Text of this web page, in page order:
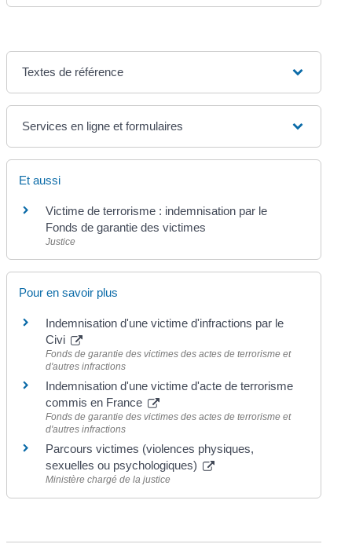
Textes de référence
Services en ligne et formulaires
Et aussi
Victime de terrorisme : indemnisation par le
Fonds de garantie des victimes
Justice
Pour en savoir plus
Indemnisation d'une victime d'infractions par le
Civi
Fonds de garantie des victimes des actes de terrorisme et
d'autres infractions
Indemnisation d'une victime d'acte de terrorisme
commis en France
Fonds de garantie des victimes des actes de terrorisme et
d'autres infractions
Parcours victimes (violences physiques,
sexuelles ou psychologiques)
Ministère chargé de la justice